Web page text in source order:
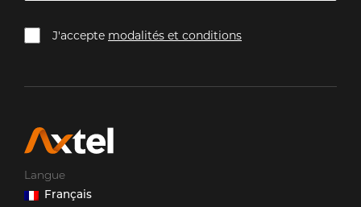
J'accepte modalités et conditions
Langue
Français